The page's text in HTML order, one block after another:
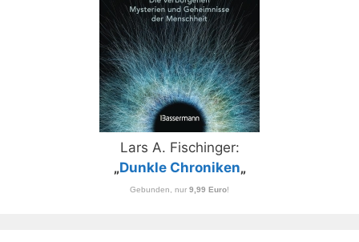
Lars A. Fischinger:
„Dunkle Chroniken„
Gebunden, nur 9,99 Euro!